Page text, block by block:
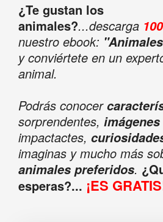
¿Te gustan los
animales?...descarga
nuestro ebook:
y conviértete en un
animal.
Podrás conocer
sorprendentes, imágenes
impactactes,
imaginas y mucho más
animales preferidos.
esperas?... ¡ES